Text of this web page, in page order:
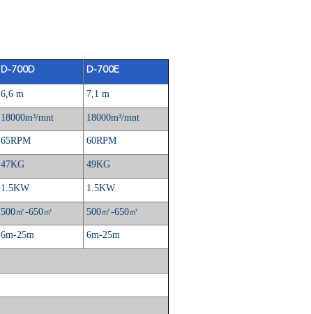
D-700D D-700E
6,6 m 7,1 m
18000m³/mnt 18000m³/mnt
65RPM 60RPM
47KG 49KG
1.5KW 1.5KW
500㎡-650㎡ 500㎡-650㎡
6m-25m 6m-25m